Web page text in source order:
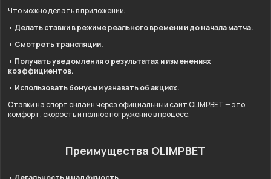
Что можно делать в приложении:
• Делать ставки в режиме реального времени и до начала матча.
• Смотреть трансляции.
• Получать уведомления о результатах и изменениях
коэффициентов.
• Использовать бонусы и узнавать об акциях.
Ставки на спорт онлайн через официальный сайт OLIMPBET — это
комфорт, скорость и полное погружение в процесс.
Преимущества OLIMPBET